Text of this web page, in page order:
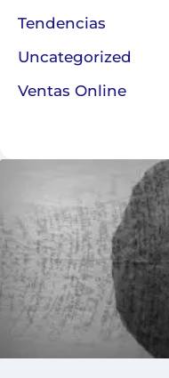
Tendencias
Uncategorized
Ventas Online